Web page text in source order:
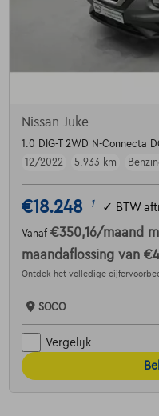
Nissan Juke
1.0 DIG-T 2WD N-Connecta
12/2022
5.933 km
€18.248 1 ✓ BTW
Vanaf €350,16/maand
maandaflossing van
Ontdek het volledige
SOCO
Vergelijk